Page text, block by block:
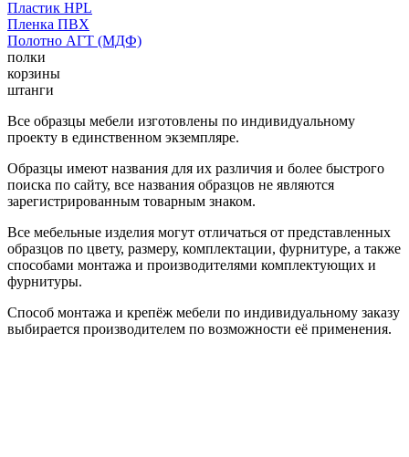
Пластик HPL
Пленка ПВХ
Полотно АГТ (МДФ)
полки
корзины
штанги
Все образцы мебели изготовлены по индивидуальному
проекту в единственном экземпляре.
Образцы имеют названия для их различия и более быстрого
поиска по сайту, все названия образцов не являются
зарегистрированным товарным знаком.
Все мебельные изделия могут отличаться от представленных
образцов по цвету, размеру, комплектации, фурнитуре, а также
способами монтажа и производителями комплектующих и
фурнитуры.
Способ монтажа и крепёж мебели по индивидуальному заказу
выбирается производителем по возможности её применения.